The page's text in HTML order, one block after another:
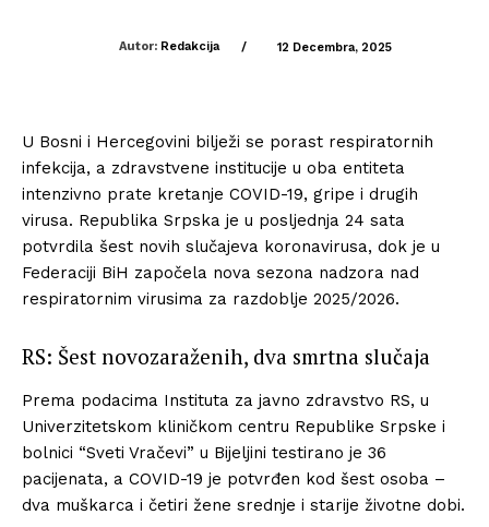
Autor: Redakcija / 12 Decembra, 2025
U Bosni i Hercegovini bilježi se porast respiratornih
infekcija, a zdravstvene institucije u oba entiteta
intenzivno prate kretanje COVID-19, gripe i drugih
virusa. Republika Srpska je u posljednja 24 sata
potvrdila šest novih slučajeva koronavirusa, dok je u
Federaciji BiH započela nova sezona nadzora nad
respiratornim virusima za razdoblje 2025/2026.
RS: Šest novozaraženih, dva smrtna slučaja
Prema podacima Instituta za javno zdravstvo RS, u
Univerzitetskom kliničkom centru Republike Srpske i
bolnici “Sveti Vračevi” u Bijeljini testirano je 36
pacijenata, a COVID-19 je potvrđen kod šest osoba –
dva muškarca i četiri žene srednje i starije životne dobi.